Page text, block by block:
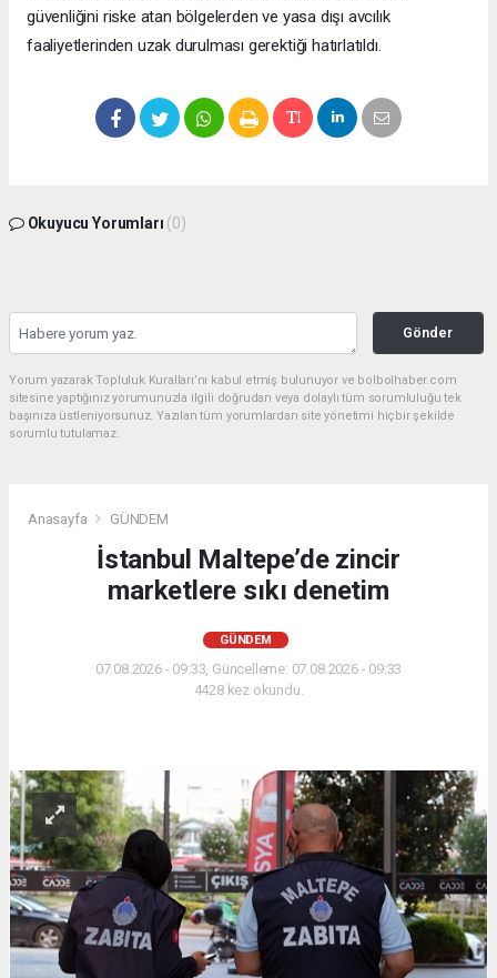
güvenliğini riske atan bölgelerden ve yasa dışı avcılık
faaliyetlerinden uzak durulması gerektiği hatırlatıldı.
Okuyucu Yorumları (0)
Gönder
Yorum yazarak Topluluk Kuralları’nı kabul etmiş bulunuyor ve bolbolhaber.com
sitesine yaptığınız yorumunuzla ilgili doğrudan veya dolaylı tüm sorumluluğu tek
başınıza üstleniyorsunuz. Yazılan tüm yorumlardan site yönetimi hiçbir şekilde
sorumlu tutulamaz.
Anasayfa GÜNDEM
İstanbul Maltepe’de zincir
marketlere sıkı denetim
GÜNDEM
07.08.2026 - 09:33, Güncelleme: 07.08.2026 - 09:33
4428 kez okundu.